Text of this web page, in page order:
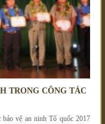
TRONG CÔNG TÁC
vệ an ninh Tổ quốc 2017